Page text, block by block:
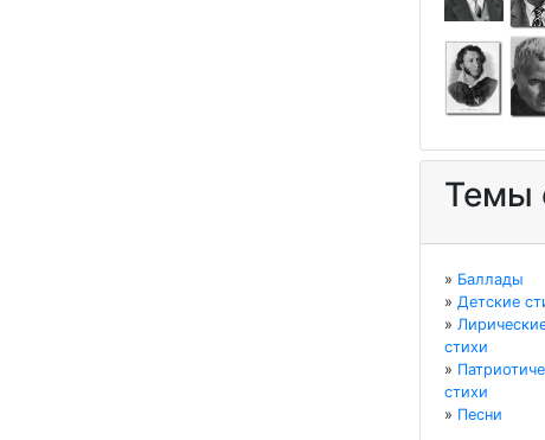
Темы
» Баллады
» Детские
»
стихи
»
стихи
» Песни